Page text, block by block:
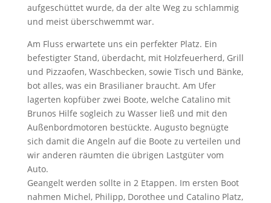
aufgeschüttet wurde, da der alte Weg zu schlammig
und meist überschwemmt war.
Am Fluss erwartete uns ein perfekter Platz. Ein
befestigter Stand, überdacht, mit Holzfeuerherd, Grill
und Pizzaofen, Waschbecken, sowie Tisch und Bänke,
bot alles, was ein Brasilianer braucht. Am Ufer
lagerten kopfüber zwei Boote, welche Catalino mit
Brunos Hilfe sogleich zu Wasser ließ und mit den
Außenbordmotoren bestückte. Augusto begnügte
sich damit die Angeln auf die Boote zu verteilen und
wir anderen räumten die übrigen Lastgüter vom
Auto.
Geangelt werden sollte in 2 Etappen. Im ersten Boot
nahmen Michel, Philipp, Dorothee und Catalino Platz,